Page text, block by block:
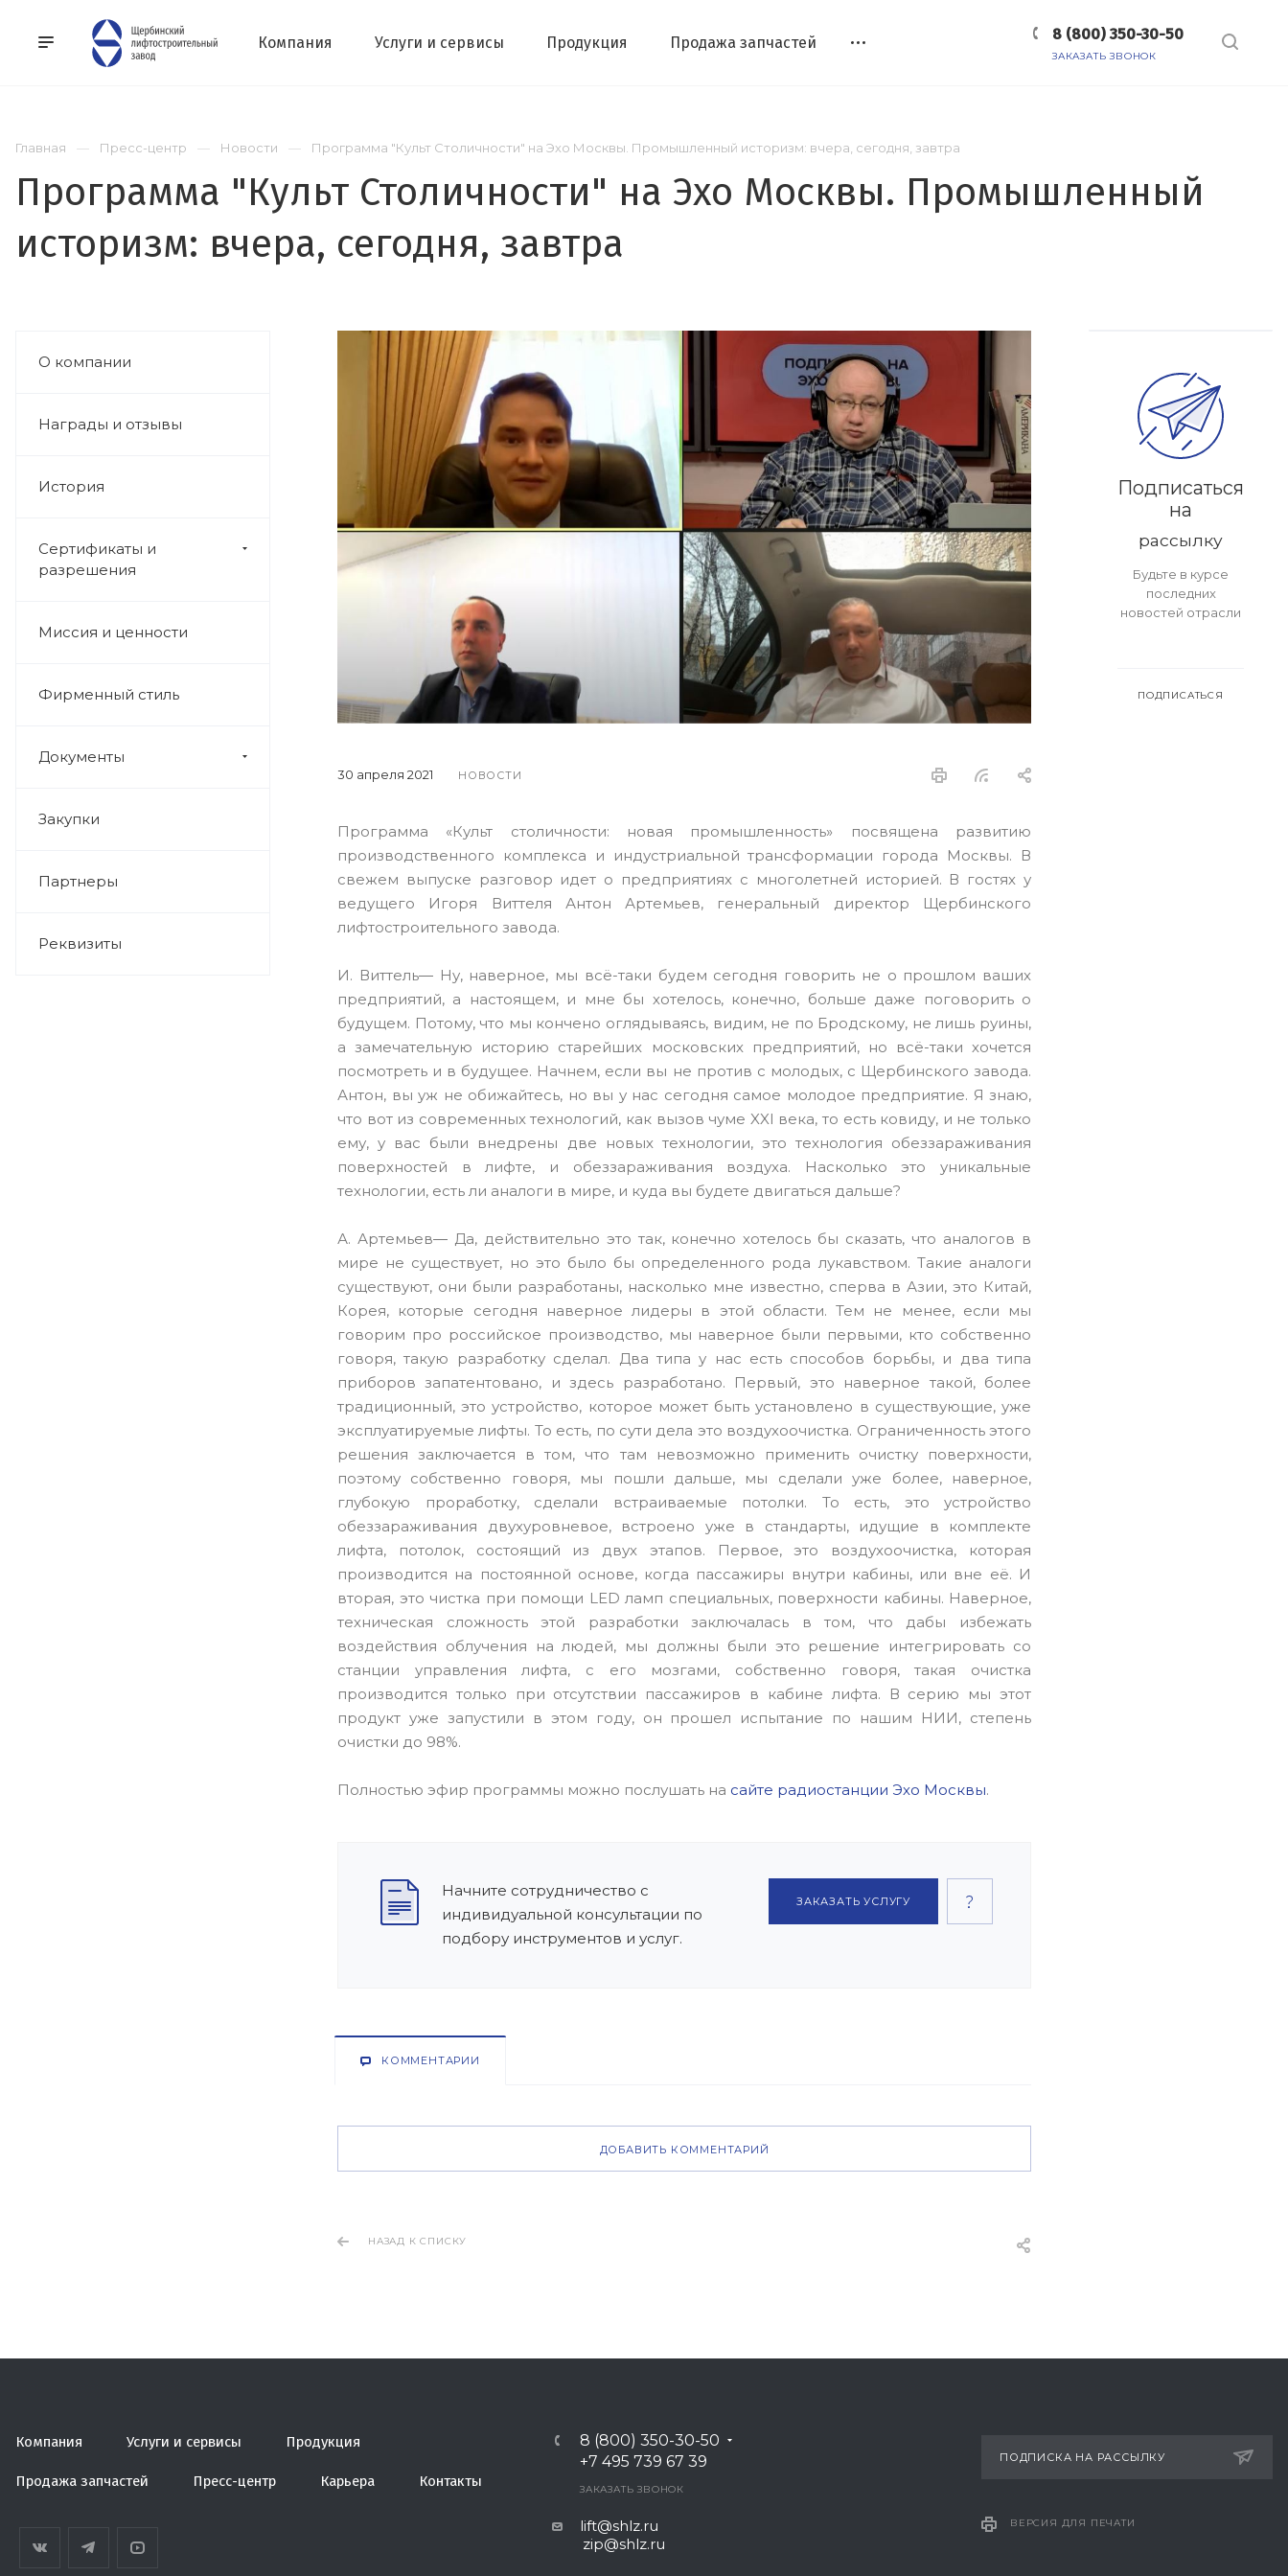
8 (800) 350-30-50
ЗАКАЗАТЬ ЗВОНОК
Компания Услуги и сервисы Продукция Продажа запчастей
Главная Пресс-центр Новости Программа "Культ Столичности" на Эхо Москвы. Промышленный историзм: вчера, сегодня, завтра
Программа "Культ Столичности" на Эхо Москвы. Промышленный
историзм: вчера, сегодня, завтра
О компании
Награды и отзывы
История
Сертификаты и
разрешения
Миссия и ценности
Фирменный стиль
Документы
Закупки
Партнеры
Реквизиты
30 апреля 2021 НОВОСТИ
Программа «Культ столичности: новая промышленность» посвящена развитию
производственного комплекса и индустриальной трансформации города Москвы. В
свежем выпуске разговор идет о предприятиях с многолетней историей. В гостях у
ведущего Игоря Виттеля Антон Артемьев, генеральный директор Щербинского
лифтостроительного завода.
И. Виттель― Ну, наверное, мы всё-таки будем сегодня говорить не о прошлом ваших
предприятий, а настоящем, и мне бы хотелось, конечно, больше даже поговорить о
будущем. Потому, что мы кончено оглядываясь, видим, не по Бродскому, не лишь руины,
а замечательную историю старейших московских предприятий, но всё-таки хочется
посмотреть и в будущее. Начнем, если вы не против с молодых, с Щербинского завода.
Антон, вы уж не обижайтесь, но вы у нас сегодня самое молодое предприятие. Я знаю,
что вот из современных технологий, как вызов чуме XXI века, то есть ковиду, и не только
ему, у вас были внедрены две новых технологии, это технология обеззараживания
поверхностей в лифте, и обеззараживания воздуха. Насколько это уникальные
технологии, есть ли аналоги в мире, и куда вы будете двигаться дальше?
А. Артемьев― Да, действительно это так, конечно хотелось бы сказать, что аналогов в
мире не существует, но это было бы определенного рода лукавством. Такие аналоги
существуют, они были разработаны, насколько мне известно, сперва в Азии, это Китай,
Корея, которые сегодня наверное лидеры в этой области. Тем не менее, если мы
говорим про российское производство, мы наверное были первыми, кто собственно
говоря, такую разработку сделал. Два типа у нас есть способов борьбы, и два типа
приборов запатентовано, и здесь разработано. Первый, это наверное такой, более
традиционный, это устройство, которое может быть установлено в существующие, уже
эксплуатируемые лифты. То есть, по сути дела это воздухоочистка. Ограниченность этого
решения заключается в том, что там невозможно применить очистку поверхности,
поэтому собственно говоря, мы пошли дальше, мы сделали уже более, наверное,
глубокую проработку, сделали встраиваемые потолки. То есть, это устройство
обеззараживания двухуровневое, встроено уже в стандарты, идущие в комплекте
лифта, потолок, состоящий из двух этапов. Первое, это воздухоочистка, которая
производится на постоянной основе, когда пассажиры внутри кабины, или вне её. И
вторая, это чистка при помощи LED ламп специальных, поверхности кабины. Наверное,
техническая сложность этой разработки заключалась в том, что дабы избежать
воздействия облучения на людей, мы должны были это решение интегрировать со
станции управления лифта, с его мозгами, собственно говоря, такая очистка
производится только при отсутствии пассажиров в кабине лифта. В серию мы этот
продукт уже запустили в этом году, он прошел испытание по нашим НИИ, степень
очистки до 98%.
Полностью эфир программы можно послушать на сайте радиостанции Эхо Москвы.
Начните сотрудничество с
индивидуальной консультации по
подбору инструментов и услуг.
ЗАКАЗАТЬ УСЛУГУ
Подписаться
на
рассылку
Будьте в курсе
последних
новостей отрасли
ПОДПИСАТЬСЯ
КОММЕНТАРИИ
ДОБАВИТЬ КОММЕНТАРИЙ
НАЗАД К СПИСКУ
Компания Услуги и сервисы Продукция
Продажа запчастей Пресс-центр Карьера Контакты
8 (800) 350-30-50
+7 495 739 67 39
ЗАКАЗАТЬ ЗВОНОК
lift@shlz.ru
zip@shlz.ru
ПОДПИСКА НА РАССЫЛКУ
ВЕРСИЯ ДЛЯ ПЕЧАТИ